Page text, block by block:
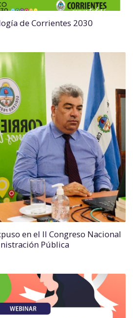
de Corrientes 2030
en el II Congreso Nacional
Pública